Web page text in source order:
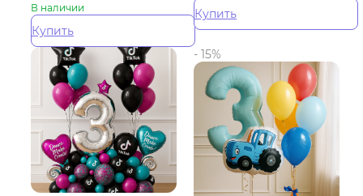
В наличии
Купить
Купить
- 15%